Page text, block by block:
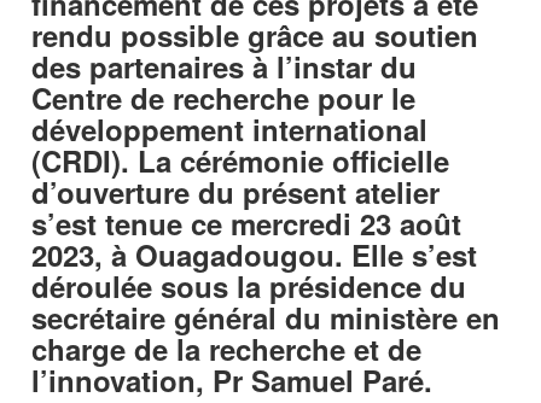
rendu possible grâce au soutien
des partenaires à l’instar du
Centre de recherche pour le
développement international
(CRDI). La cérémonie officielle
d’ouverture du présent atelier
s’est tenue ce mercredi 23 août
2023, à Ouagadougou. Elle s’est
déroulée sous la présidence du
secrétaire général du ministère en
charge de la recherche et de
l’innovation, Pr Samuel Paré.